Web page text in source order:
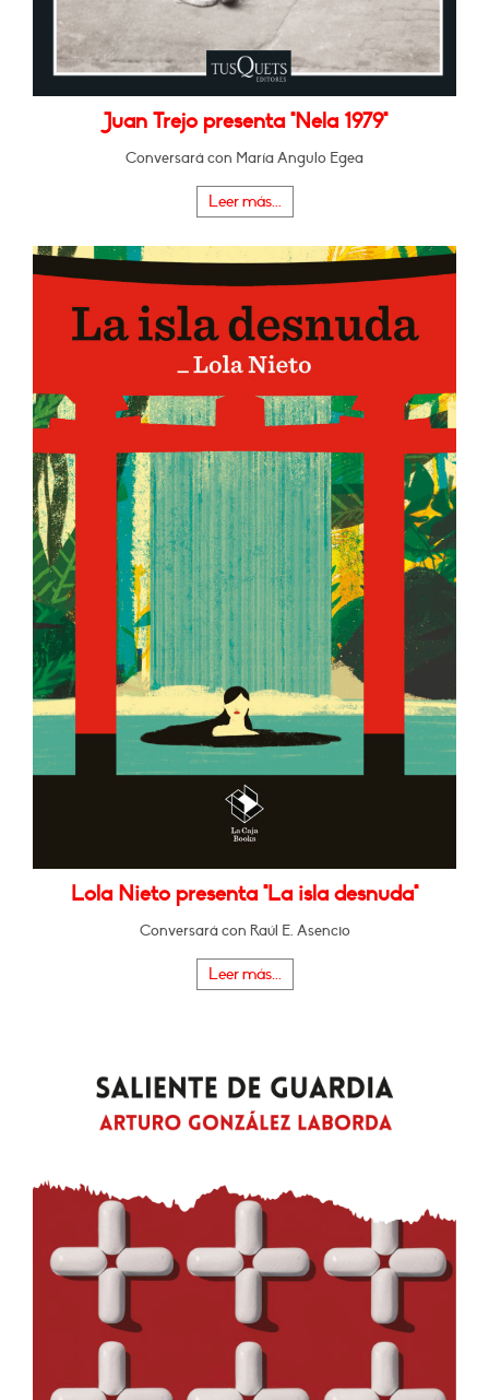
Juan Trejo presenta "Nela 1979"
Conversará con María Angulo Egea
Leer más...
Lola Nieto presenta "La isla desnuda"
Conversará con Raúl E. Asencio
Leer más...